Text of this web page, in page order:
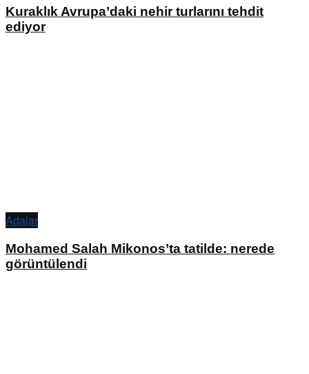
Kuraklık Avrupa’daki nehir turlarını tehdit
ediyor
Adalar
Mohamed Salah Mikonos’ta tatilde: nerede
görüntülendi